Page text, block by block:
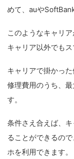
めて、auや
このようなキャリ
キャリア以外でも
キャリアで掛かっ
修理費用のうち、
す。
条件さえ合えば、
ることができるの
ホを利用できます。